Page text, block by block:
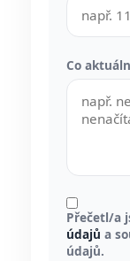
Co
Přečetl/a
údajů a
údajů.